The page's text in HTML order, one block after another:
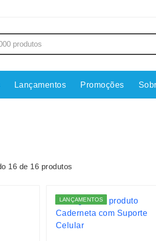
Espelhos
Esporte e Jogos
Kit Queijo
Lançamentos Promoções
16 de 16 produtos
LANÇAMENTOS